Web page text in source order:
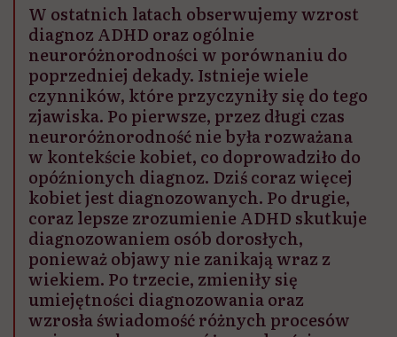
W ostatnich latach obserwujemy wzrost
diagnoz ADHD oraz ogólnie
neuroróżnorodności w porównaniu do
poprzedniej dekady. Istnieje wiele
czynników, które przyczyniły się do tego
zjawiska. Po pierwsze, przez długi czas
neuroróżnorodność nie była rozważana
w kontekście kobiet, co doprowadziło do
opóźnionych diagnoz. Dziś coraz więcej
kobiet jest diagnozowanych. Po drugie,
coraz lepsze zrozumienie ADHD skutkuje
diagnozowaniem osób dorosłych,
ponieważ objawy nie zanikają wraz z
wiekiem. Po trzecie, zmieniły się
umiejętności diagnozowania oraz
wzrosła świadomość różnych procesów